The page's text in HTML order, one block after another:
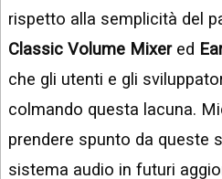
rispetto alla semplicità del
Classic Volume Mixered
che gli utenti e gli
colmando questa lacuna.
prendere spunto da queste
sistema audio in futuri